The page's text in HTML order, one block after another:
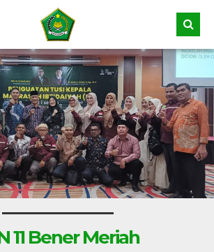
11 Bener Meriah